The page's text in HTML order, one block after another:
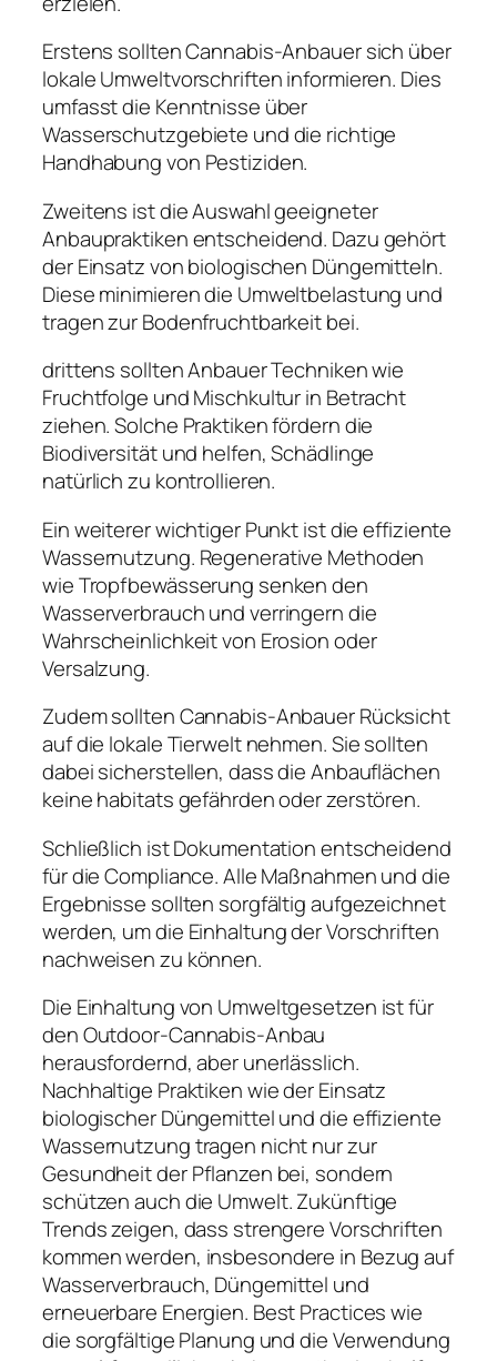
Erstens sollten Cannabis-Anbauer sich über
lokale Umweltvorschriften informieren. Dies
umfasst die Kenntnisse über
Wasserschutzgebiete und die richtige
Handhabung von Pestiziden.
Zweitens ist die Auswahl geeigneter
Anbaupraktiken entscheidend. Dazu gehört
der Einsatz von biologischen Düngemitteln.
Diese minimieren die Umweltbelastung und
tragen zur Bodenfruchtbarkeit bei.
drittens sollten Anbauer Techniken wie
Fruchtfolge und Mischkultur in Betracht
ziehen. Solche Praktiken fördern die
Biodiversität und helfen, Schädlinge
natürlich zu kontrollieren.
Ein weiterer wichtiger Punkt ist die effiziente
Wassernutzung. Regenerative Methoden
wie Tropfbewässerung senken den
Wasserverbrauch und verringern die
Wahrscheinlichkeit von Erosion oder
Versalzung.
Zudem sollten Cannabis-Anbauer Rücksicht
auf die lokale Tierwelt nehmen. Sie sollten
dabei sicherstellen, dass die Anbauflächen
keine habitats gefährden oder zerstören.
Schließlich ist Dokumentation entscheidend
für die Compliance. Alle Maßnahmen und die
Ergebnisse sollten sorgfältig aufgezeichnet
werden, um die Einhaltung der Vorschriften
nachweisen zu können.
Die Einhaltung von Umweltgesetzen ist für
den Outdoor-Cannabis-Anbau
herausfordernd, aber unerlässlich.
Nachhaltige Praktiken wie der Einsatz
biologischer Düngemittel und die effiziente
Wassernutzung tragen nicht nur zur
Gesundheit der Pflanzen bei, sondern
schützen auch die Umwelt. Zukünftige
Trends zeigen, dass strengere Vorschriften
kommen werden, insbesondere in Bezug auf
Wasserverbrauch, Düngemittel und
erneuerbare Energien. Best Practices wie
die sorgfältige Planung und die Verwendung